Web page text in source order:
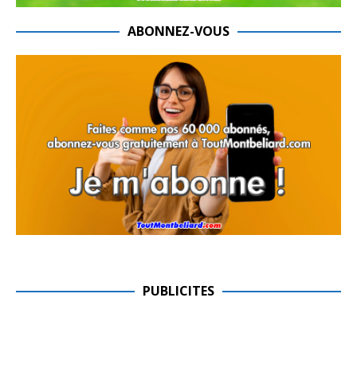
ABONNEZ-VOUS
PUBLICITES